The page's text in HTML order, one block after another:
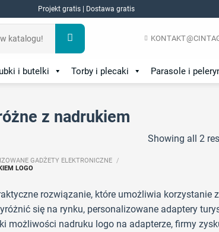
Projekt gratis | Dostawa gratis
i butelki Torby i plecaki Parasole i
z nadrukiem
GADŻETY ELEKTRONICZNE
/
LOGO
Showing all 2
rozwiązanie, które umożliwia
się na rynku, personalizowane adaptery
możliwości nadruku logo na adapterze, firmy